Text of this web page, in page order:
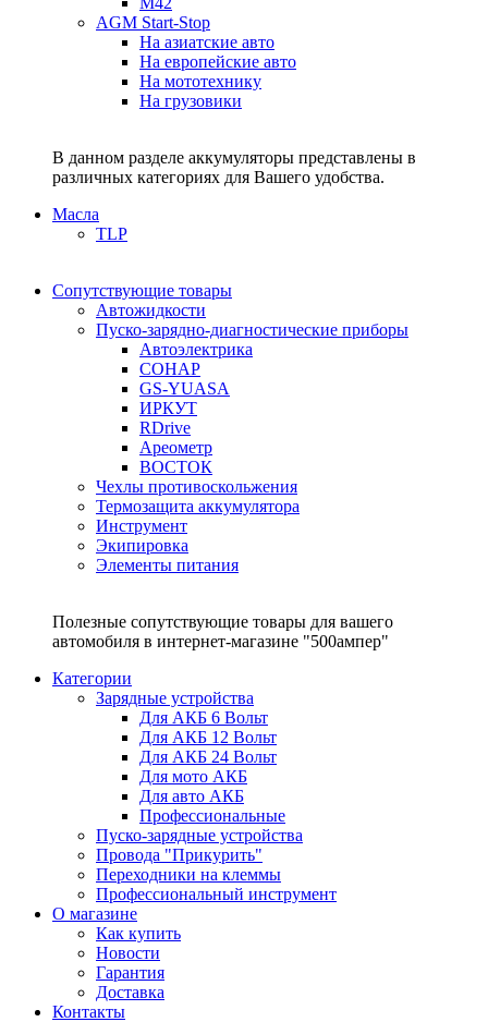
AGM Start-Stop
На азиатские авто
На европейские авто
На мототехнику
На грузовики
В данном разделе аккумуляторы представлены в
различных категориях для Вашего удобства.
Масла
TLP
Сопутствующие товары
Автожидкости
Пуско-зарядно-диагностические приборы
Автоэлектрика
СОНАР
GS-YUASA
ИРКУТ
RDrive
Ареометр
ВОСТОК
Чехлы противоскольжения
Термозащита аккумулятора
Инструмент
Экипировка
Элементы питания
Полезные сопутствующие товары для вашего
автомобиля в интернет-магазине "500ампер"
Категории
Зарядные устройства
Для АКБ 6 Вольт
Для АКБ 12 Вольт
Для АКБ 24 Вольт
Для мото АКБ
Для авто АКБ
Профессиональные
Пуско-зарядные устройства
Провода "Прикурить"
Переходники на клеммы
Профессиональный инструмент
О магазине
Как купить
Новости
Гарантия
Доставка
Контакты